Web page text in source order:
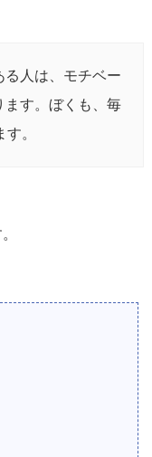
人は、モチベー
ます。ぼくも、毎
。